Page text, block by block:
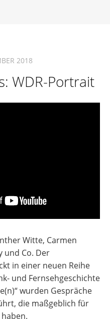
2018
WDR-Portrait
Witte, Carmen
und Co. Der
in einer neuen Reihe
und Fernsehgeschichte
wurden Gespräche
die maßgeblich für